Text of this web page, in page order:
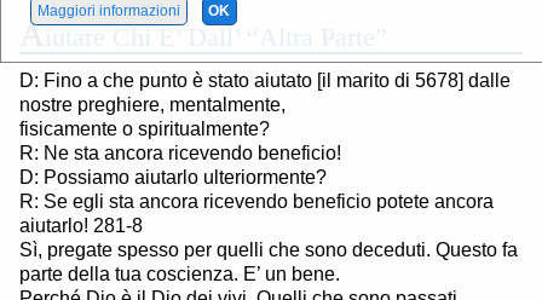
Aiutare Chi E’ Dall’ “Altra Parte”
D: Fino a che punto è stato aiutato [il marito di 5678] dalle
nostre preghiere, mentalmente,
fisicamente o spiritualmente?
R: Ne sta ancora ricevendo beneficio!
D: Possiamo aiutarlo ulteriormente?
R: Se egli sta ancora ricevendo beneficio potete ancora
aiutarlo! 281-8
Sì, pregate spesso per quelli che sono deceduti. Questo fa
parte della tua coscienza. E’ un bene.
Maggiori informazioni
OK